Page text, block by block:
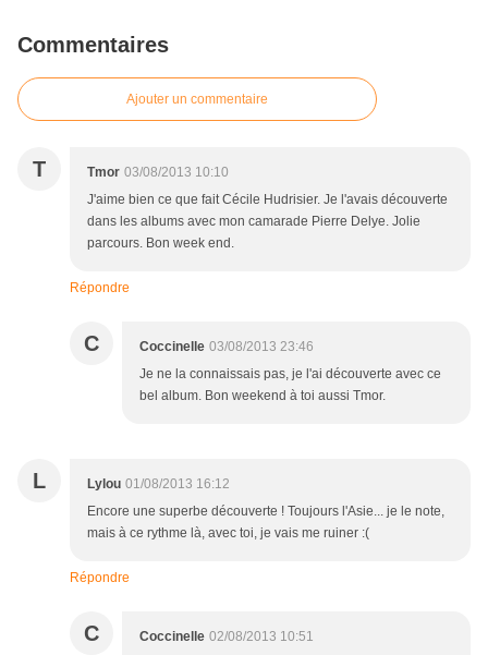
Commentaires
Ajouter un commentaire
T Tmor 03/08/2013 10:10
J'aime bien ce que fait Cécile Hudrisier. Je l'avais découverte
dans les albums avec mon camarade Pierre Delye. Jolie
parcours. Bon week end.
Répondre
C Coccinelle 03/08/2013 23:46
Je ne la connaissais pas, je l'ai découverte avec ce
bel album. Bon weekend à toi aussi Tmor.
L Lylou 01/08/2013 16:12
Encore une superbe découverte ! Toujours l'Asie... je le note,
mais à ce rythme là, avec toi, je vais me ruiner :(
Répondre
C Coccinelle 02/08/2013 10:51